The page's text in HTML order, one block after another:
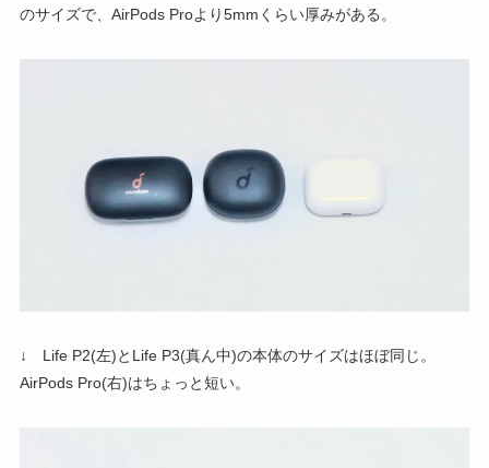
のサイズで、AirPods Proより5mmくらい厚みがある。
↓ Life P2(左)とLife P3(真ん中)の本体のサイズはほぼ同じ。
AirPods Pro(右)はちょっと短い。